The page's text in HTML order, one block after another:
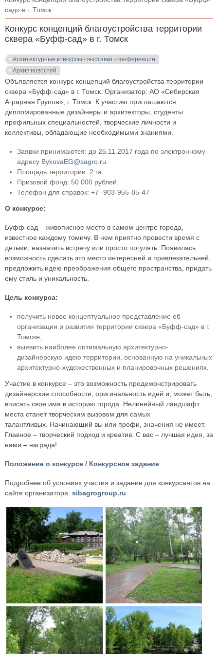
сад» в г. Томск
Конкурс концепций благоустройства территории
сквера «Буфф-сад» в г. Томск
Архитектурные конкурсы - выставки - конференции
Архив новостей
Объявляется конкурс концепций благоустройства территории
сквера «Буфф-сад» в г. Томск. Организатор: АО «Сибирская
Аграрная Группа», г. Томск. К участию приглашаются:
дипломированные дизайнеры и архитекторы, студенты
профильных специальностей, творческие личности и
коллективы, обладающие необходимыми знаниями.
Заявки принимаются: до 25.11.2017 года по электронному
адресу BykovaEG@sagro.ru
Площадь территории: 2 га.
Призовой фонд: 50 000 рублей.
Телефон для справок: +7 -903-955-85-47
О конкурсе:
Буфф-сад – живописное место в самом центре города,
известное каждому томичу. В нем приятно провести время с
детьми, назначить встречу или просто погулять. Появилась
возможность сделать это место интересней и привлекательней,
предложить идею преображения общего пространства, придать
ему стиль и уникальность.
Цель конкурса:
получить новое концептуальное представление об
организации и развитии территории сквера «Буфф-сад» в г.
Томске;
выявить наиболее оптимальную архитектурно-
дизайнерскую идею территории, основанную на уникальных
архитектурно-художественных и планировочных решениях.
Участие в конкурсе – это возможность продемонстрировать
дизайнерские способности, оригинальность идей и, может быть,
вписать свое имя в историю города. Нелинейный ландшафт
места станет творческим вызовом для самых
талантливых. Начинающий вы или профи, значения не имеет.
Главное – творческий подход и креатив. С вас – лучшая идея, за
нами – награда!
Положение о конкурсе / Конкурсное задание
Подробнее об условиях участия и задание для конкурсантов на
сайте организатора: sibagrogroup.ru